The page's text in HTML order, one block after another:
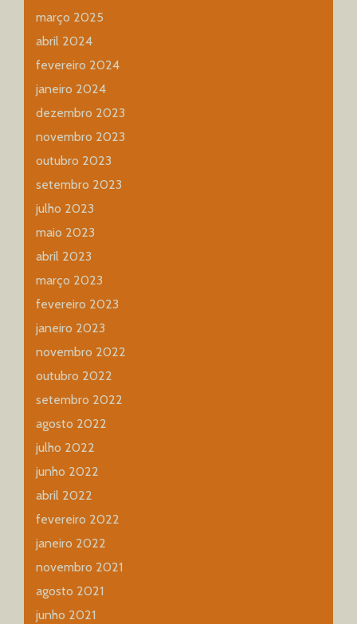
março 2025
abril 2024
fevereiro 2024
janeiro 2024
dezembro 2023
novembro 2023
outubro 2023
setembro 2023
julho 2023
maio 2023
abril 2023
março 2023
fevereiro 2023
janeiro 2023
novembro 2022
outubro 2022
setembro 2022
agosto 2022
julho 2022
junho 2022
abril 2022
fevereiro 2022
janeiro 2022
novembro 2021
agosto 2021
junho 2021